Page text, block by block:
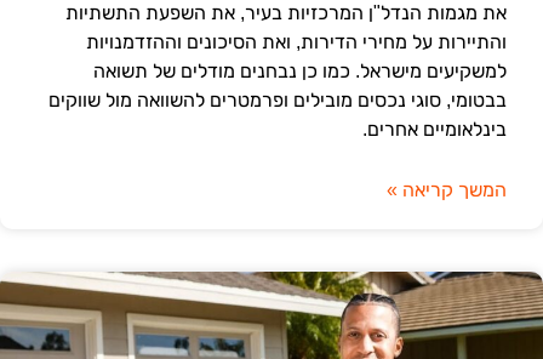
את מגמות הנדל"ן המרכזיות בעיר, את השפעת התשתיות
והתיירות על מחירי הדירות, ואת הסיכונים וההזדמנויות
למשקיעים מישראל. כמו כן נבחנים מודלים של תשואה
בבטומי, סוגי נכסים מובילים ופרמטרים להשוואה מול שווקים
בינלאומיים אחרים.
המשך קריאה »